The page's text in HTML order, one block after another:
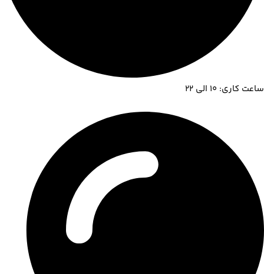
ساعت کاری: 10 الی 22